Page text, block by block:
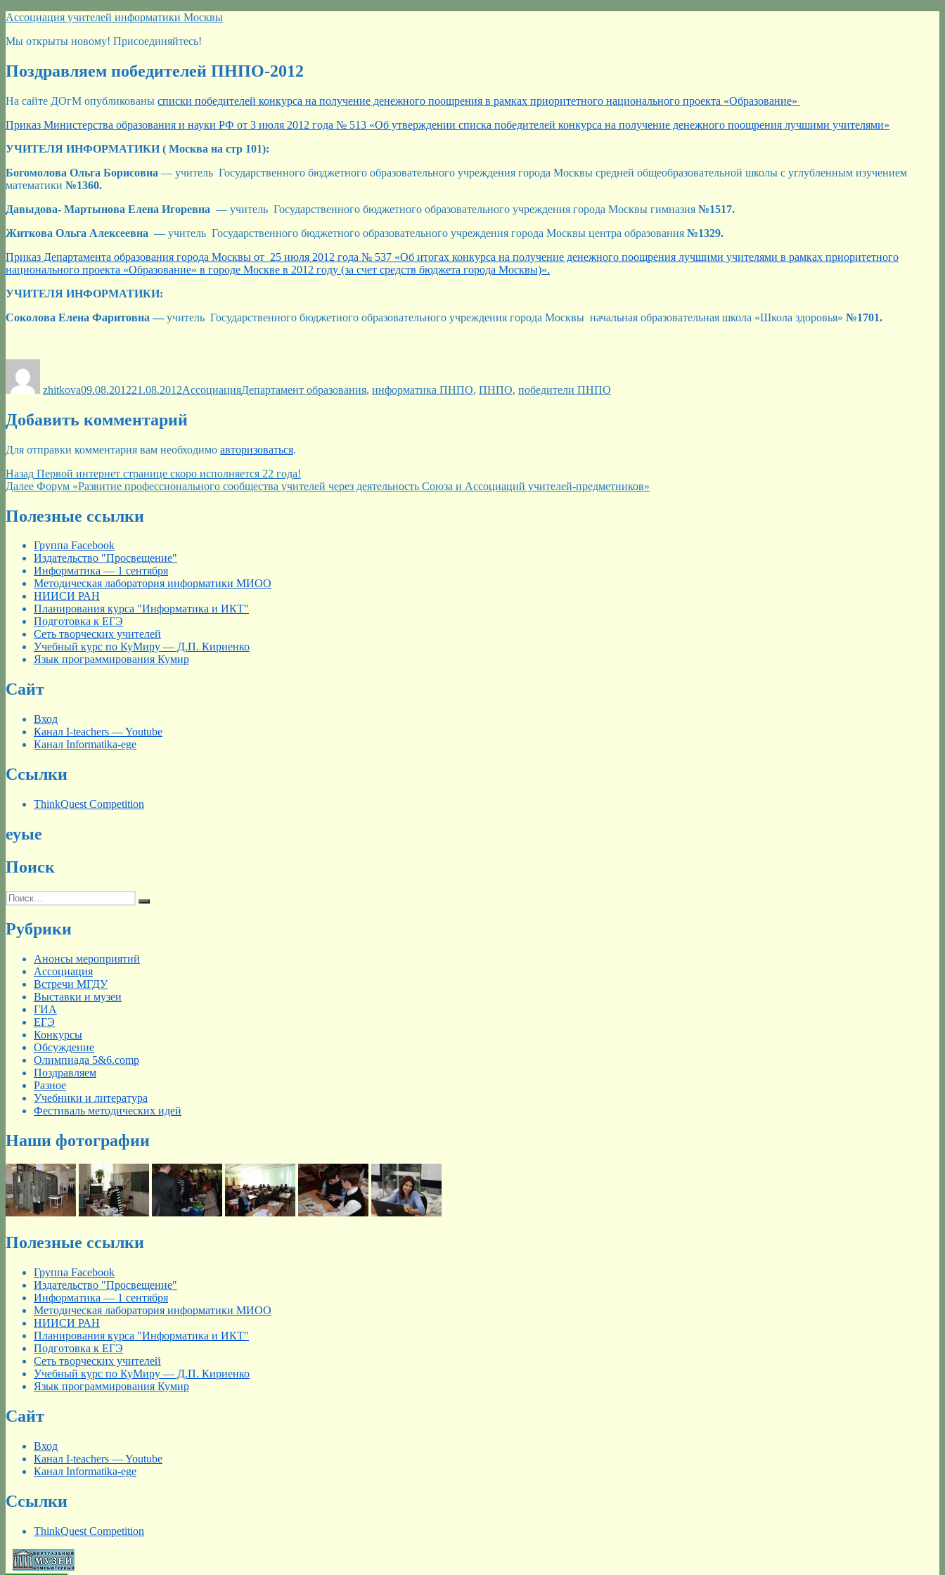
Перейти
содержимому
Ассоциация учителей информатики Москвы
Мы открыты новому! Присоединяйтесь!
Поздравляем победителей ПНПО-2012
На сайте ДОгМ опубликованы списки победителей конкурса на получение денежного поощрения в рамках приоритетного национального проекта «Образование»
Приказ Министерства образования и науки РФ от 3 июля 2012 года № 513 «Об утверждении списка победителей конкурса на получение денежного поощрения лучшими учителями»
УЧИТЕЛЯ ИНФОРМАТИКИ ( Москва на стр 101):
Богомолова Ольга Борисовна — учитель Государственного бюджетного образовательного учреждения города Москвы средней общеобразовательной школы с углубленным изучением
математики №1360.
Давыдова- Мартынова Елена Игоревна — учитель Государственного бюджетного образовательного учреждения города Москвы гимназия №1517.
Житкова Ольга Алексеевна — учитель Государственного бюджетного образовательного учреждения города Москвы центра образования №1329.
Приказ Департамента образования города Москвы от 25 июля 2012 года № 537 «Об итогах конкурса на получение денежного поощрения лучшими учителями в рамках приоритетного
национального проекта «Образование» в городе Москве в 2012 году (за счет средств бюджета города Москвы)».
УЧИТЕЛЯ ИНФОРМАТИКИ:
Соколова Елена Фаритовна —учитель Государственного бюджетного образовательного учреждения города Москвы начальная образовательная школа «Школа здоровья» №1701.
zhitkova09.08.201221.08.2012АссоциацияДепартамент образования, информатика ПНПО, ПНПО, победители ПНПО
Добавить комментарий
Для отправки комментария вам необходимо авторизоваться.
Навигация
по
записям
Назад Предыдущая
запись:
Первой интернет странице скоро исполняется 22 года!
Далее Следующая
Форум «Развитие профессионального сообщества учителей через деятельность Союза и Ассоциаций учителей-предметников»
Полезные ссылки
Группа Facebook
Издательство "Просвещение"
Информатика — 1 сентября
Методическая лаборатория информатики МИОО
НИИСИ РАН
Планирования курса "Информатика и ИКТ"
Подготовка к ЕГЭ
Сеть творческих учителей
Учебный курс по КуМиру — Д.П. Кириенко
Язык программирования Кумир
Сайт
Вход
Канал I-teachers — Youtube
Канал Informatika-ege
Ссылки
ThinkQuest Competition
еуые
Поиск
Искать:
Поиск
Рубрики
Анонсы мероприятий
Ассоциация
Встречи МГДУ
Выставки и музеи
ГИА
ЕГЭ
Конкурсы
Обсуждение
Олимпиада 5&6.comp
Поздравляем
Разное
Учебники и литература
Фестиваль методических идей
Наши фотографии
Полезные ссылки
Группа Facebook
Издательство "Просвещение"
Информатика — 1 сентября
Методическая лаборатория информатики МИОО
НИИСИ РАН
Планирования курса "Информатика и ИКТ"
Подготовка к ЕГЭ
Сеть творческих учителей
Учебный курс по КуМиру — Д.П. Кириенко
Язык программирования Кумир
Сайт
Вход
Канал I-teachers — Youtube
Канал Informatika-ege
Ссылки
ThinkQuest Competition